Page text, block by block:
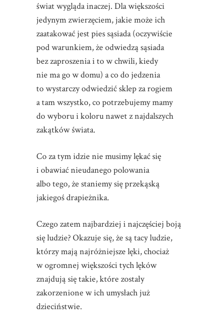
świat wygląda inaczej. Dla większości
jedynym zwierzęciem, jakie może ich
zaatakować jest pies sąsiada (oczywiście
pod warunkiem, że odwiedzą sąsiada
bez zaproszenia i to w chwili, kiedy
nie ma go w domu) a co do jedzenia
to wystarczy odwiedzić sklep za rogiem
a tam wszystko, co potrzebujemy mamy
do wyboru i koloru nawet z najdalszych
zakątków świata.
Co za tym idzie nie musimy lękać się
i obawiać nieudanego polowania
albo tego, że staniemy się przekąską
jakiegoś drapieżnika.
Czego zatem najbardziej i najczęściej boją
się ludzie? Okazuje się, że są tacy ludzie,
którzy mają najróżniejsze lęki, chociaż
w ogromnej większości tych lęków
znajdują się takie, które zostały
zakorzenione w ich umysłach już
dzieciństwie.